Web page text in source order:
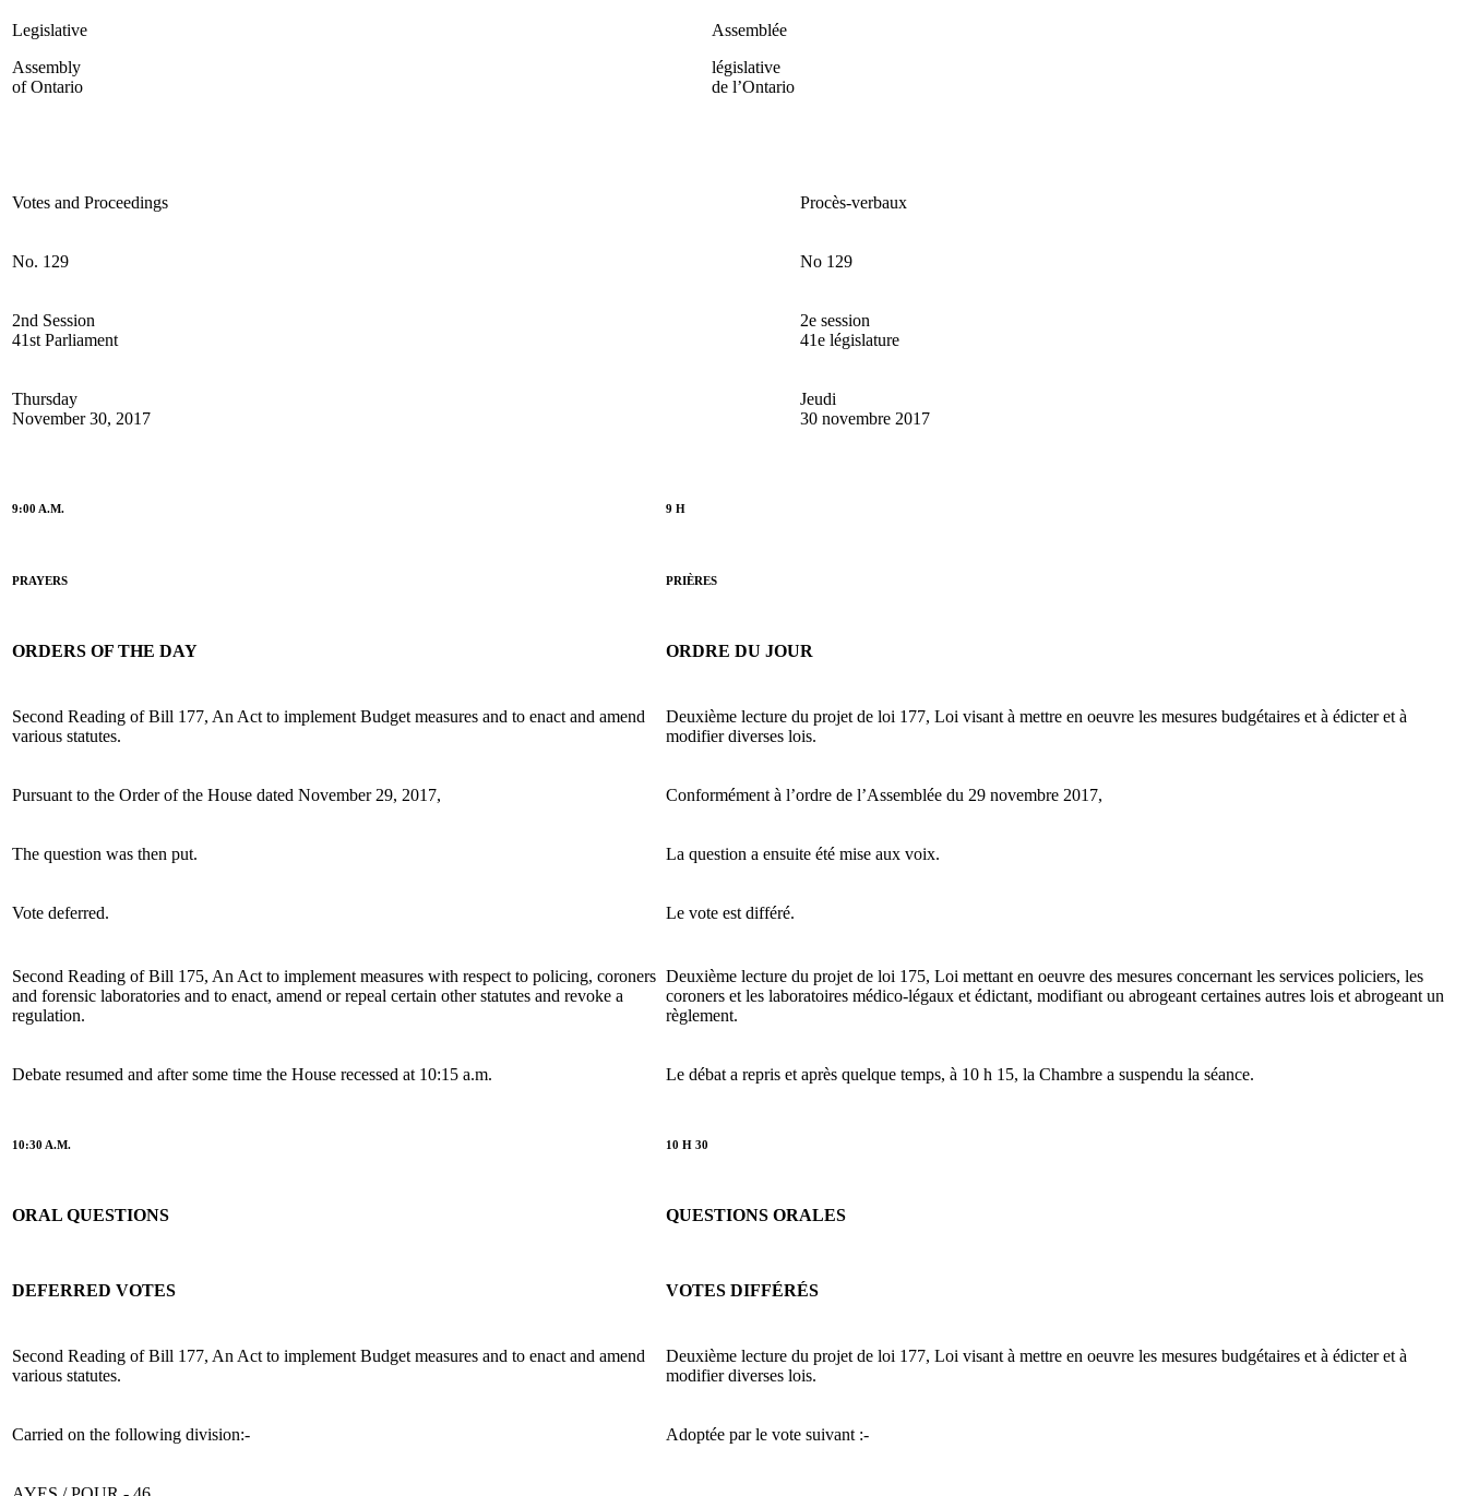
Legislative
Assembly
of Ontario
Assemblée
législative
de l’Ontario
Votes and Proceedings Procès-verbaux
No. 129 No 129
2nd Session
41st Parliament
2e session
41e législature
Thursday
November 30, 2017
Jeudi
30 novembre 2017
9:00 A.M. 9 H
PRAYERS PRIÈRES
ORDERS OF THE DAY ORDRE DU JOUR
Second Reading of Bill 177, An Act to implement Budget measures and to enact and amend
various statutes.
Deuxième lecture du projet de loi 177, Loi visant à mettre en oeuvre les mesures budgétaires et à édicter et à
modifier diverses lois.
Pursuant to the Order of the House dated November 29, 2017, Conformément à l’ordre de l’Assemblée du 29 novembre 2017,
The question was then put. La question a ensuite été mise aux voix.
Vote deferred. Le vote est différé.
Second Reading of Bill 175, An Act to implement measures with respect to policing, coroners
and forensic laboratories and to enact, amend or repeal certain other statutes and revoke a
regulation.
Deuxième lecture du projet de loi 175, Loi mettant en oeuvre des mesures concernant les services policiers, les
coroners et les laboratoires médico-légaux et édictant, modifiant ou abrogeant certaines autres lois et abrogeant un
règlement.
Debate resumed and after some time the House recessed at 10:15 a.m. Le débat a repris et après quelque temps, à 10 h 15, la Chambre a suspendu la séance.
10:30 A.M. 10 H 30
ORAL QUESTIONS QUESTIONS ORALES
DEFERRED VOTES VOTES DIFFÉRÉS
Second Reading of Bill 177, An Act to implement Budget measures and to enact and amend
various statutes.
Deuxième lecture du projet de loi 177, Loi visant à mettre en oeuvre les mesures budgétaires et à édicter et à
modifier diverses lois.
Carried on the following division:- Adoptée par le vote suivant :-